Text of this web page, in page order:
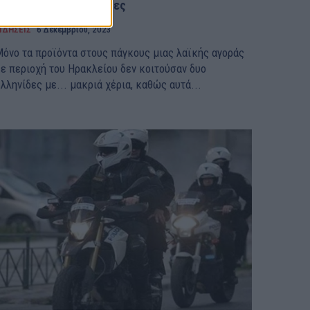
αναλήψεις με τις κάρτες
6 Δεκεμβρίου, 2023
τα προϊόντα στους πάγκους μιας λαϊκής αγοράς
περιοχή του Ηρακλείου δεν κοιτούσαν δυο
με... μακριά χέρια, καθώς αυτά...